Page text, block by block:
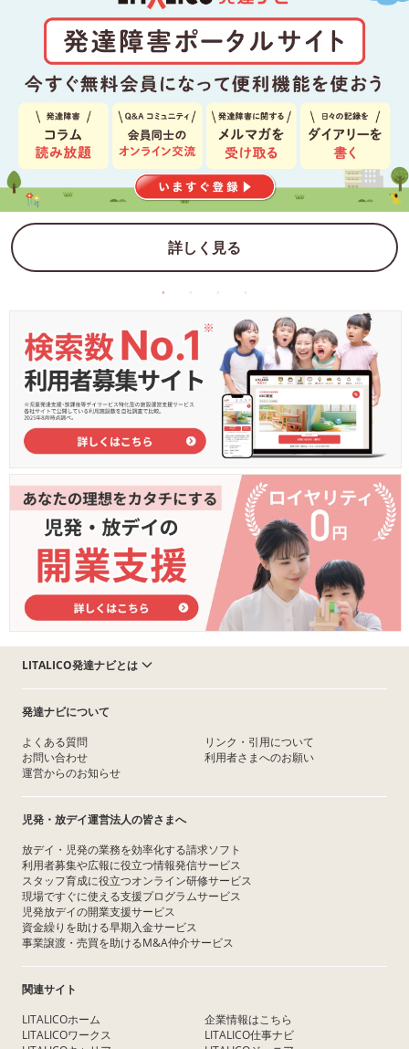
詳しく見る
LITALICO発達ナビとは
発達ナビについて
よくある質問
お問い合わせ
運営からのお知らせ
リンク・引用について
利用者さまへのお願い
児発・放デイ運営法人の皆さまへ
放デイ・児発の業務を効率化する請求ソフト
利用者募集や広報に役立つ情報発信サービス
スタッフ育成に役立つオンライン研修サービス
現場ですぐに使える支援プログラムサービス
児発放デイの開業支援サービス
資金繰りを助ける早期入金サービス
事業譲渡・売買を助けるM&A仲介サービス
関連サイト
LITALICOホーム
LITALICOワークス
企業情報はこちら
LITALICO仕事ナビ